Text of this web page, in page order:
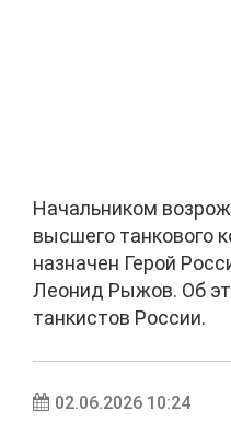
Начальником
высшего танкового
назначен Герой
Леонид Рыжов. Об
танкистов России.
02.06.2026 10:24